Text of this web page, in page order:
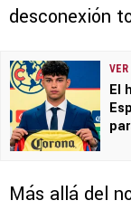
desconexión
VER
El
Más allá del